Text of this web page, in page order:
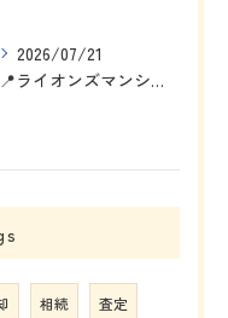
2026/07/21
📍ライオンズマンション浦添宮城
相続 査定